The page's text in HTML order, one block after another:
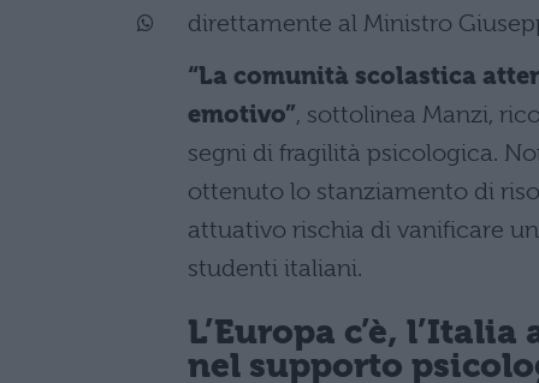
direttamente al Ministro
“La comunità scolastica
emotivo”, sottolinea Manzi,
segni di fragilità psicologica.
ottenuto lo stanziamento di
attuativo rischia di vanificare
studenti italiani.
L’Europa c’è,
nel supporto